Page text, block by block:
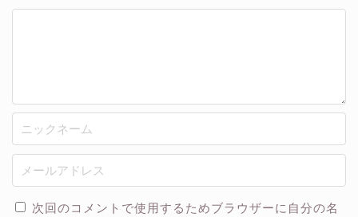
次回のコメントで使用するためブラウザーに自分の名